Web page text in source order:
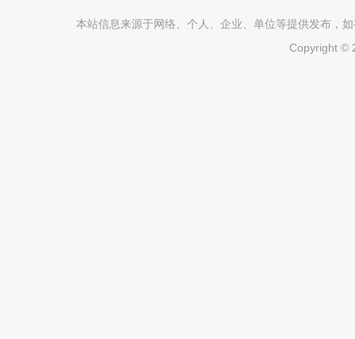
本站信息来源于网络、个人、企业、单位等提供发布，
Copyright ©